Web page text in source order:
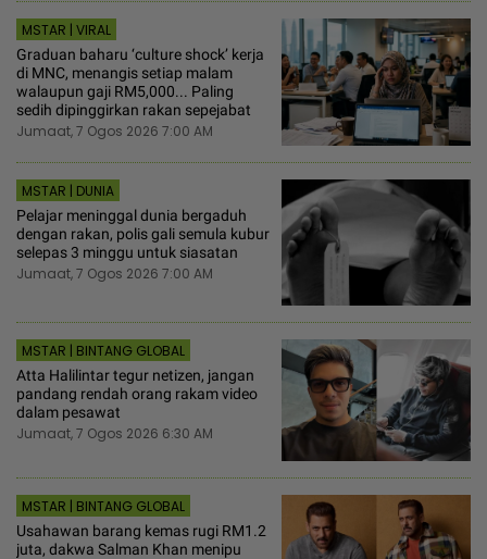
MSTAR | VIRAL
Graduan baharu ‘culture shock’ kerja
di MNC, menangis setiap malam
walaupun gaji RM5,000... Paling
sedih dipinggirkan rakan sepejabat
Jumaat, 7 Ogos 2026 7:00 AM
MSTAR | DUNIA
Pelajar meninggal dunia bergaduh
dengan rakan, polis gali semula kubur
selepas 3 minggu untuk siasatan
Jumaat, 7 Ogos 2026 7:00 AM
MSTAR | BINTANG GLOBAL
Atta Halilintar tegur netizen, jangan
pandang rendah orang rakam video
dalam pesawat
Jumaat, 7 Ogos 2026 6:30 AM
MSTAR | BINTANG GLOBAL
Usahawan barang kemas rugi RM1.2
juta, dakwa Salman Khan menipu